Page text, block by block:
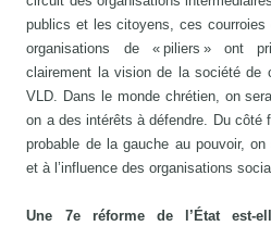
publics et les citoyens, ces courroies
organisations de « piliers » ont
clairement la vision de la société de
VLD. Dans le monde chrétien, on
on a des intérêts à défendre. Du côté
probable de la gauche au pouvoir,
et à l’influence des organisations
Une 7e réforme de l’État est-